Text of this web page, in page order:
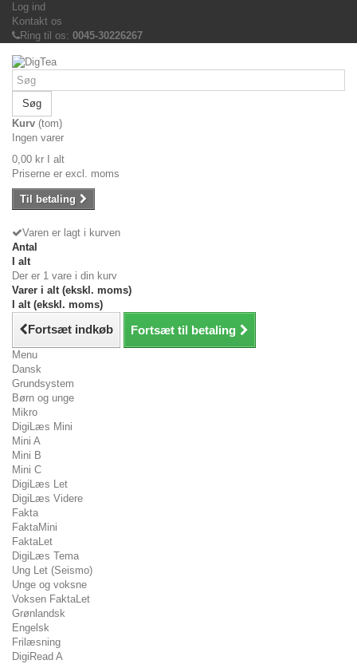
Log ind
Kontakt os
Ring til os: 0045-30226267
Søg
Kurv (tom)
Ingen varer
0,00 kr
I alt
Priserne er excl. moms
Til betaling
Varen er lagt i kurven
Antal
I alt
Der er 1 vare i din kurv
Varer i alt (ekskl. moms)
I alt (ekskl. moms)
Fortsæt indkøb Fortsæt til betaling
Menu
Dansk
Grundsystem
Børn og unge
Mikro
DigiLæs Mini
Mini A
Mini B
Mini C
DigiLæs Let
DigiLæs Videre
Fakta
FaktaMini
FaktaLet
DigiLæs Tema
Ung Let (Seismo)
Unge og voksne
Voksen FaktaLet
Grønlandsk
Engelsk
Frilæsning
DigiRead A